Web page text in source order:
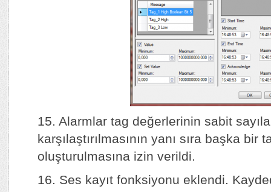
15. Alarmlar tag değerlerinin sabit
karşılaştırılmasının yanı sıra başka bir
oluşturulmasına izin verildi.
16. Ses kayıt fonksiyonu eklendi.